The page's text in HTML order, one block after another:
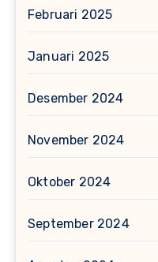
Februari 2025
Januari 2025
Desember 2024
November 2024
Oktober 2024
September 2024